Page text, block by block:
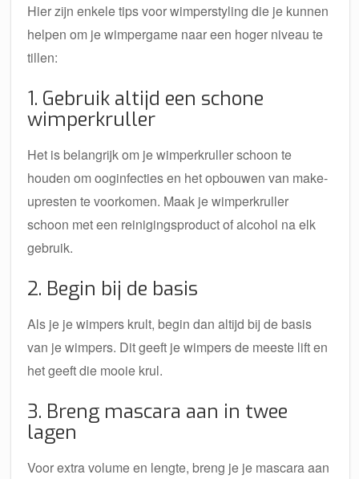
Hier zijn enkele tips voor wimperstyling die je kunnen
helpen om je wimpergame naar een hoger niveau te
tillen:
1. Gebruik altijd een schone
wimperkruller
Het is belangrijk om je wimperkruller schoon te
houden om ooginfecties en het opbouwen van make-
upresten te voorkomen. Maak je wimperkruller
schoon met een reinigingsproduct of alcohol na elk
gebruik.
2. Begin bij de basis
Als je je wimpers krult, begin dan altijd bij de basis
van je wimpers. Dit geeft je wimpers de meeste lift en
het geeft die mooie krul.
3. Breng mascara aan in twee
lagen
Voor extra volume en lengte, breng je je mascara aan